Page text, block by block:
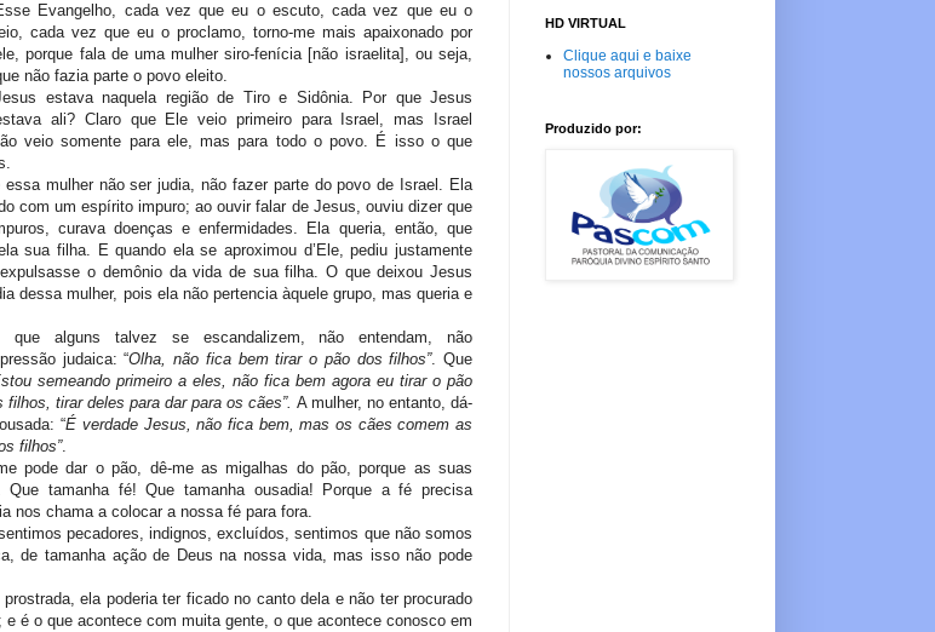
Evangelho, cada vez que eu o escuto, cada vez que eu o
cada vez que eu o proclamo, torno-me mais apaixonado por
porque fala de uma mulher siro-fenícia [não israelita], ou seja,
não fazia parte o povo eleito.
estava naquela região de Tiro e Sidônia. Por que Jesus
ali? Claro que Ele veio primeiro para Israel, mas Israel
veio somente para ele, mas para todo o povo. É isso o que
mulher não ser judia, não fazer parte do povo de Israel. Ela
com um espírito impuro; ao ouvir falar de Jesus, ouviu dizer que
curava doenças e enfermidades. Ela queria, então, que
sua filha. E quando ela se aproximou d’Ele, pediu justamente
o demônio da vida de sua filha. O que deixou Jesus
dessa mulher, pois ela não pertencia àquele grupo, mas queria e
que alguns talvez se escandalizem, não entendam, não
judaica: “Olha, não fica bem tirar o pão dos filhos”. Que
semeando primeiro a eles, não fica bem agora eu tirar o pão
tirar deles para dar para os cães”. A mulher, no entanto, dá-
“É verdade Jesus, não fica bem, mas os cães comem as
filhos”.
pode dar o pão, dê-me as migalhas do pão, porque as suas
Que tamanha fé! Que tamanha ousadia! Porque a fé precisa
nos chama a colocar a nossa fé para fora.
pecadores, indignos, excluídos, sentimos que não somos
de tamanha ação de Deus na nossa vida, mas isso não pode
ela poderia ter ficado no canto dela e não ter procurado
e é o que acontece com muita gente, o que acontece conosco em
HD VIRTUAL
Clique aqui e baixe
nossos arquivos
Produzido por: